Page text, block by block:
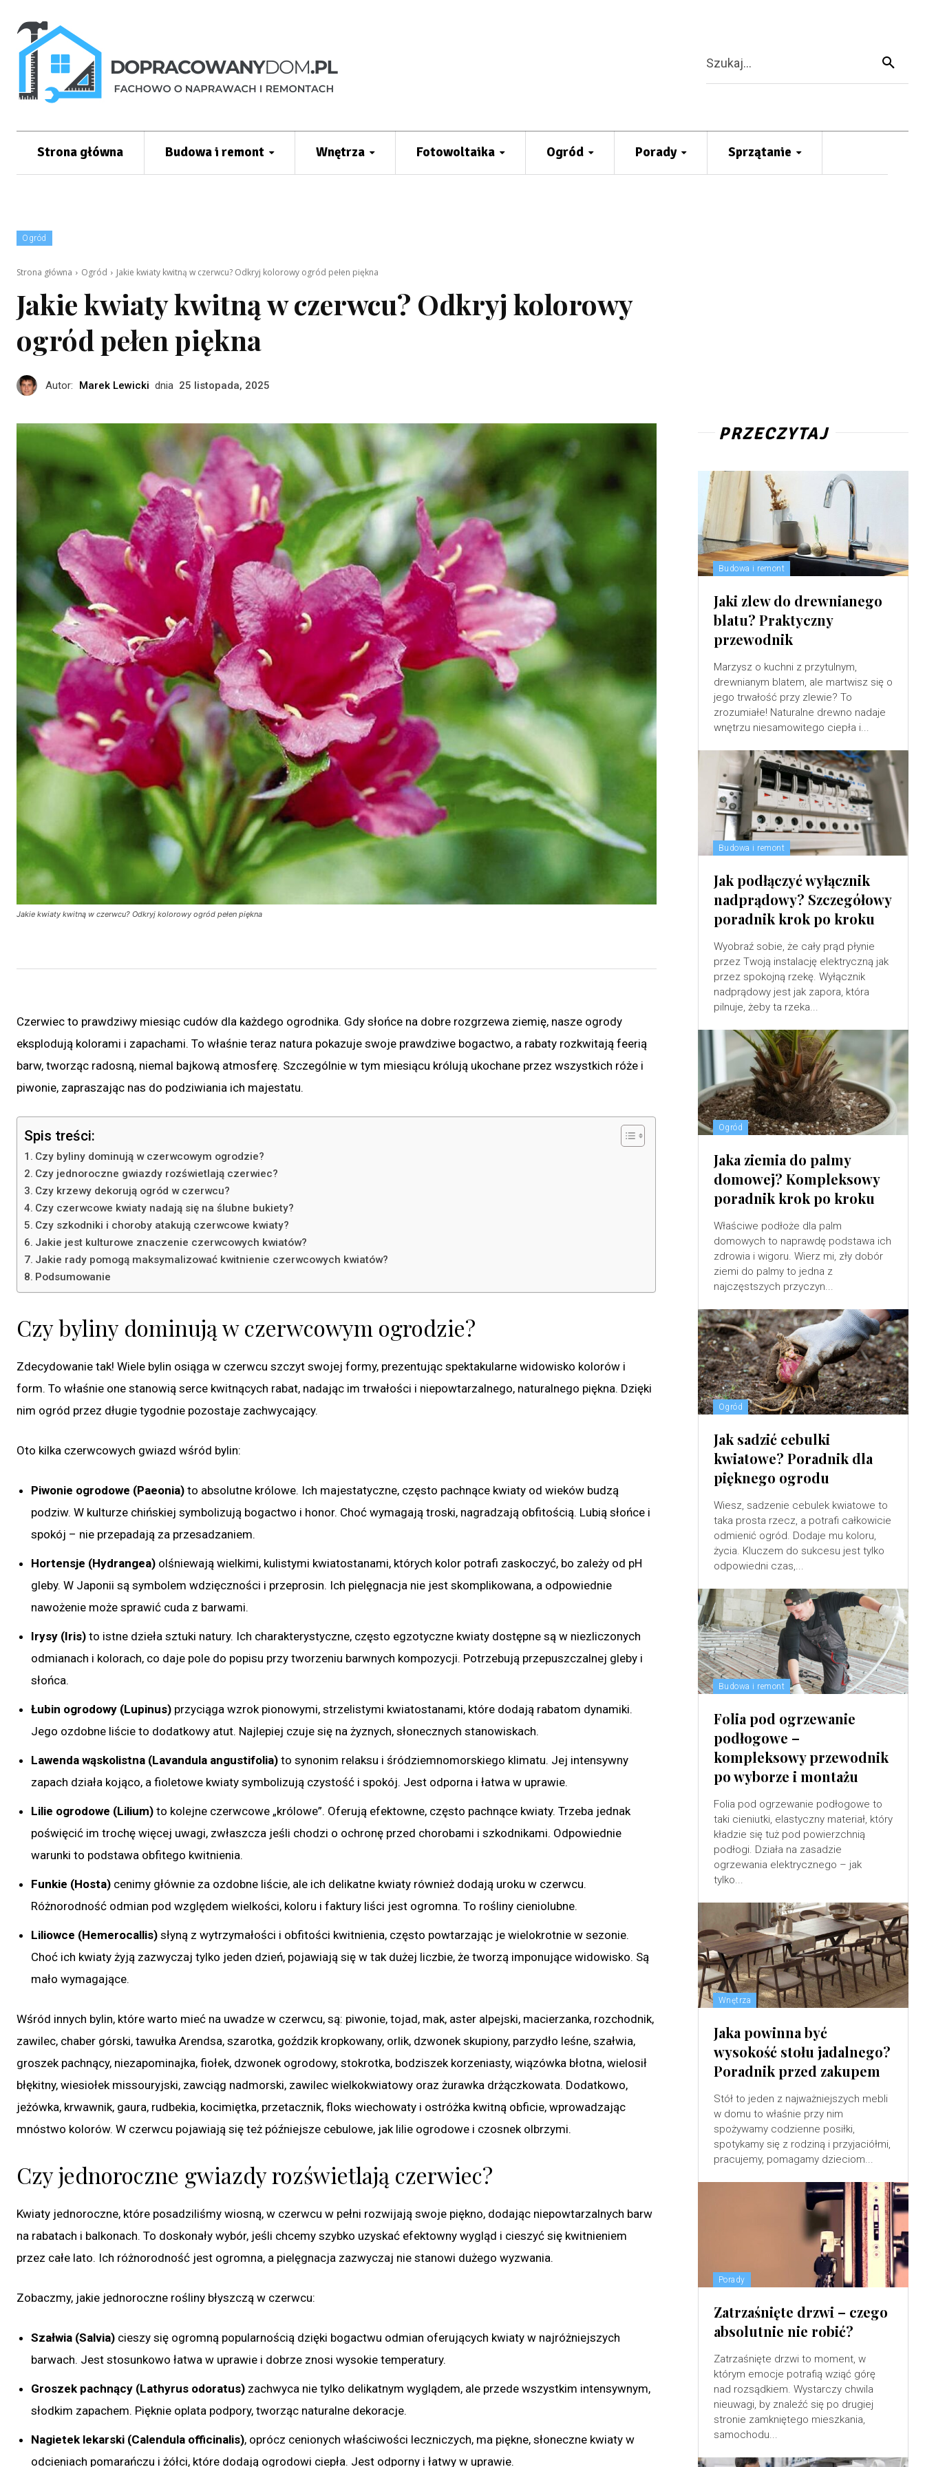
Szukaj...
Strona główna Budowa i remont Wnętrza Fotowoltaika Ogród Porady Sprzątanie
Ogród
Strona główna Ogród Jakie kwiaty kwitną w czerwcu? Odkryj kolorowy ogród pełen piękna
Jakie kwiaty kwitną w czerwcu? Odkryj kolorowy
ogród pełen piękna
Autor: Marek Lewicki dnia 25 listopada, 2025
Jakie kwiaty kwitną w czerwcu? Odkryj kolorowy ogród pełen piękna
Czerwiec to prawdziwy miesiąc cudów dla każdego ogrodnika. Gdy słońce na dobre rozgrzewa ziemię, nasze ogrody
eksplodują kolorami i zapachami. To właśnie teraz natura pokazuje swoje prawdziwe bogactwo, a rabaty rozkwitają feerią
barw, tworząc radosną, niemal bajkową atmosferę. Szczególnie w tym miesiącu królują ukochane przez wszystkich róże i
piwonie, zapraszając nas do podziwiania ich majestatu.
Spis treści:
Czy byliny dominują w czerwcowym ogrodzie?
Czy jednoroczne gwiazdy rozświetlają czerwiec?
Czy krzewy dekorują ogród w czerwcu?
Czy czerwcowe kwiaty nadają się na ślubne bukiety?
Czy szkodniki i choroby atakują czerwcowe kwiaty?
Jakie jest kulturowe znaczenie czerwcowych kwiatów?
Jakie rady pomogą maksymalizować kwitnienie czerwcowych kwiatów?
Podsumowanie
Czy byliny dominują w czerwcowym ogrodzie?
Zdecydowanie tak! Wiele bylin osiąga w czerwcu szczyt swojej formy, prezentując spektakularne widowisko kolorów i
form. To właśnie one stanowią serce kwitnących rabat, nadając im trwałości i niepowtarzalnego, naturalnego piękna. Dzięki
nim ogród przez długie tygodnie pozostaje zachwycający.
Oto kilka czerwcowych gwiazd wśród bylin:
Piwonie ogrodowe (Paeonia) to absolutne królowe. Ich majestatyczne, często pachnące kwiaty od wieków budzą
podziw. W kulturze chińskiej symbolizują bogactwo i honor. Choć wymagają troski, nagradzają obfitością. Lubią słońce i
spokój – nie przepadają za przesadzaniem.
Hortensje (Hydrangea) olśniewają wielkimi, kulistymi kwiatostanami, których kolor potrafi zaskoczyć, bo zależy od pH
gleby. W Japonii są symbolem wdzięczności i przeprosin. Ich pielęgnacja nie jest skomplikowana, a odpowiednie
nawożenie może sprawić cuda z barwami.
Irysy (Iris) to istne dzieła sztuki natury. Ich charakterystyczne, często egzotyczne kwiaty dostępne są w niezliczonych
odmianach i kolorach, co daje pole do popisu przy tworzeniu barwnych kompozycji. Potrzebują przepuszczalnej gleby i
słońca.
Łubin ogrodowy (Lupinus) przyciąga wzrok pionowymi, strzelistymi kwiatostanami, które dodają rabatom dynamiki.
Jego ozdobne liście to dodatkowy atut. Najlepiej czuje się na żyznych, słonecznych stanowiskach.
Lawenda wąskolistna (Lavandula angustifolia) to synonim relaksu i śródziemnomorskiego klimatu. Jej intensywny
zapach działa kojąco, a fioletowe kwiaty symbolizują czystość i spokój. Jest odporna i łatwa w uprawie.
Lilie ogrodowe (Lilium) to kolejne czerwcowe „królowe”. Oferują efektowne, często pachnące kwiaty. Trzeba jednak
poświęcić im trochę więcej uwagi, zwłaszcza jeśli chodzi o ochronę przed chorobami i szkodnikami. Odpowiednie
warunki to podstawa obfitego kwitnienia.
Funkie (Hosta) cenimy głównie za ozdobne liście, ale ich delikatne kwiaty również dodają uroku w czerwcu.
Różnorodność odmian pod względem wielkości, koloru i faktury liści jest ogromna. To rośliny cieniolubne.
Liliowce (Hemerocallis) słyną z wytrzymałości i obfitości kwitnienia, często powtarzając je wielokrotnie w sezonie.
Choć ich kwiaty żyją zazwyczaj tylko jeden dzień, pojawiają się w tak dużej liczbie, że tworzą imponujące widowisko. Są
mało wymagające.
Wśród innych bylin, które warto mieć na uwadze w czerwcu, są: piwonie, tojad, mak, aster alpejski, macierzanka, rozchodnik,
zawilec, chaber górski, tawułka Arendsa, szarotka, goździk kropkowany, orlik, dzwonek skupiony, parzydło leśne, szałwia,
groszek pachnący, niezapominajka, fiołek, dzwonek ogrodowy, stokrotka, bodziszek korzeniasty, wiązówka błotna, wielosił
błękitny, wiesiołek missouryjski, zawciąg nadmorski, zawilec wielkokwiatowy oraz żurawka drżączkowata. Dodatkowo,
jeżówka, krwawnik, gaura, rudbekia, kocimiętka, przetacznik, floks wiechowaty i ostróżka kwitną obficie, wprowadzając
mnóstwo kolorów. W czerwcu pojawiają się też późniejsze cebulowe, jak lilie ogrodowe i czosnek olbrzymi.
Czy jednoroczne gwiazdy rozświetlają czerwiec?
Kwiaty jednoroczne, które posadziliśmy wiosną, w czerwcu w pełni rozwijają swoje piękno, dodając niepowtarzalnych barw
na rabatach i balkonach. To doskonały wybór, jeśli chcemy szybko uzyskać efektowny wygląd i cieszyć się kwitnieniem
przez całe lato. Ich różnorodność jest ogromna, a pielęgnacja zazwyczaj nie stanowi dużego wyzwania.
Zobaczmy, jakie jednoroczne rośliny błyszczą w czerwcu:
Szałwia (Salvia) cieszy się ogromną popularnością dzięki bogactwu odmian oferujących kwiaty w najróżniejszych
barwach. Jest stosunkowo łatwa w uprawie i dobrze znosi wysokie temperatury.
Groszek pachnący (Lathyrus odoratus) zachwyca nie tylko delikatnym wyglądem, ale przede wszystkim intensywnym,
słodkim zapachem. Pięknie oplata podpory, tworząc naturalne dekoracje.
Nagietek lekarski (Calendula officinalis), oprócz cenionych właściwości leczniczych, ma piękne, słoneczne kwiaty w
odcieniach pomarańczu i żółci, które dodają ogrodowi ciepła. Jest odporny i łatwy w uprawie.
PRZECZYTAJ
Budowa i remont
Jaki zlew do drewnianego
blatu? Praktyczny
przewodnik
Marzysz o kuchni z przytulnym,
drewnianym blatem, ale martwisz się o
jego trwałość przy zlewie? To
zrozumiałe! Naturalne drewno nadaje
wnętrzu niesamowitego ciepła i...
Budowa i remont
Jak podłączyć wyłącznik
nadprądowy? Szczegółowy
poradnik krok po kroku
Wyobraź sobie, że cały prąd płynie
przez Twoją instalację elektryczną jak
przez spokojną rzekę. Wyłącznik
nadprądowy jest jak zapora, która
pilnuje, żeby ta rzeka...
Ogród
Jaka ziemia do palmy
domowej? Kompleksowy
poradnik krok po kroku
Właściwe podłoże dla palm
domowych to naprawdę podstawa ich
zdrowia i wigoru. Wierz mi, zły dobór
ziemi do palmy to jedna z
najczęstszych przyczyn...
Ogród
Jak sadzić cebulki
kwiatowe? Poradnik dla
pięknego ogrodu
Wiesz, sadzenie cebulek kwiatowe to
taka prosta rzecz, a potrafi całkowicie
odmienić ogród. Dodaje mu koloru,
życia. Kluczem do sukcesu jest tylko
odpowiedni czas,...
Budowa i remont
Folia pod ogrzewanie
podłogowe –
kompleksowy przewodnik
po wyborze i montażu
Folia pod ogrzewanie podłogowe to
taki cieniutki, elastyczny materiał, który
kładzie się tuż pod powierzchnią
podłogi. Działa na zasadzie
ogrzewania elektrycznego – jak
tylko...
Wnętrza
Jaka powinna być
wysokość stołu jadalnego?
Poradnik przed zakupem
Stół to jeden z najważniejszych mebli
w domu to właśnie przy nim
spożywamy codzienne posiłki,
spotykamy się z rodziną i przyjaciółmi,
pracujemy, pomagamy dzieciom...
Porady
Zatrzaśnięte drzwi – czego
absolutnie nie robić?
Zatrzaśnięte drzwi to moment, w
którym emocje potrafią wziąć górę
nad rozsądkiem. Wystarczy chwila
nieuwagi, by znaleźć się po drugiej
stronie zamkniętego mieszkania,
samochodu...